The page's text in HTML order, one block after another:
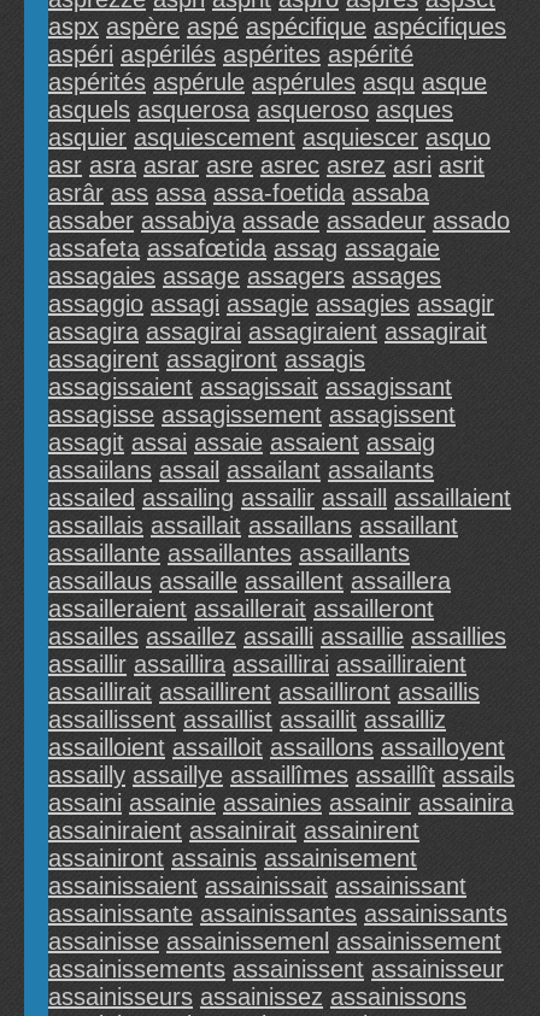
aspx aspère aspé aspécifique aspécifiques
aspéri aspérilés aspérites aspérité
aspérités aspérule aspérules asqu asque
asquels asquerosa asqueroso asques
asquier asquiescement asquiescer asquo
asr asra asrar asre asrec asrez asri asrit
asrâr ass assa assa-foetida assaba
assaber assabiya assade assadeur assado
assafeta assafœtida assag assagaie
assagaies assage assagers assages
assaggio assagi assagie assagies assagir
assagira assagirai assagiraient assagirait
assagirent assagiront assagis
assagissaient assagissait assagissant
assagisse assagissement assagissent
assagit assai assaie assaient assaig
assaiilans assail assailant assailants
assailed assailing assailir assaill
assaillaient
assaillais assaillait assaillans assaillant
assaillante assaillantes assaillants
assaillaus assaille assaillent assaillera
assailleraient assaillerait assailleront
assailles assaillez assailli assaillie assaillies
assaillir assaillira assaillirai assailliraient
assaillirait assaillirent assailliront assaillis
assaillissent assaillist assaillit assailliz
assailloient assailloit assaillons assailloyent
assailly assaillye assaillîmes assaillît assails
assaini assainie assainies assainir assainira
assainiraient assainirait assainirent
assainiront assainis assainisement
assainissaient assainissait assainissant
assainissante assainissantes assainissants
assainisse assainissemenl assainissement
assainissements assainissent assainisseur
assainisseurs assainissez assainissons